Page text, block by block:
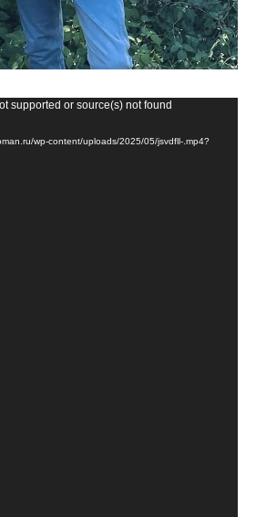
supported or source(s) not found
wp-content/uploads/2025/05/jsvdfll-.mp4?